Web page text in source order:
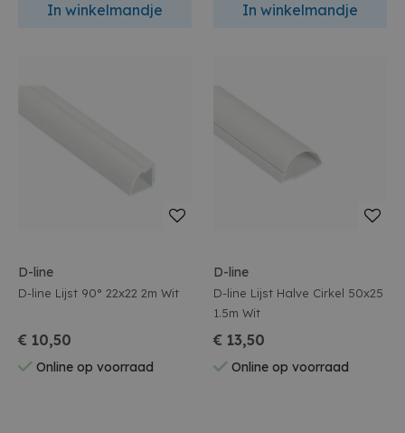
In winkelmandje In winkelmandje
D-line
D-line Lijst 90° 22x22 2m Wit
€ 10,50
Online op voorraad
D-line
D-line Lijst Halve Cirkel 50x25
1.5m Wit
€ 13,50
Online op voorraad